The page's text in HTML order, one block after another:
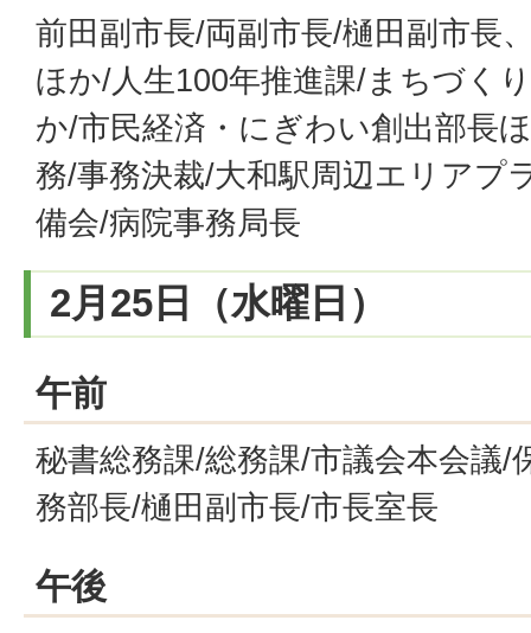
前田副市長/両副市長/樋田副市長
ほか/人生100年推進課/まちづく
か/市民経済・にぎわい創出部長
務/事務決裁/大和駅周辺エリアプ
備会/病院事務局長
2月25日（水曜日）
午前
秘書総務課/総務課/市議会本会議/
務部長/樋田副市長/市長室長
午後